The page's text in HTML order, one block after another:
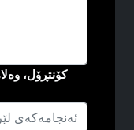
کۆنتڕۆل،